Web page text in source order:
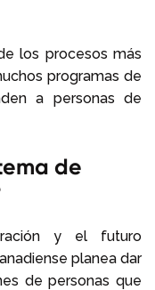
los procesos más
programas de
a personas de
de
y el futuro
planea dar
de personas que